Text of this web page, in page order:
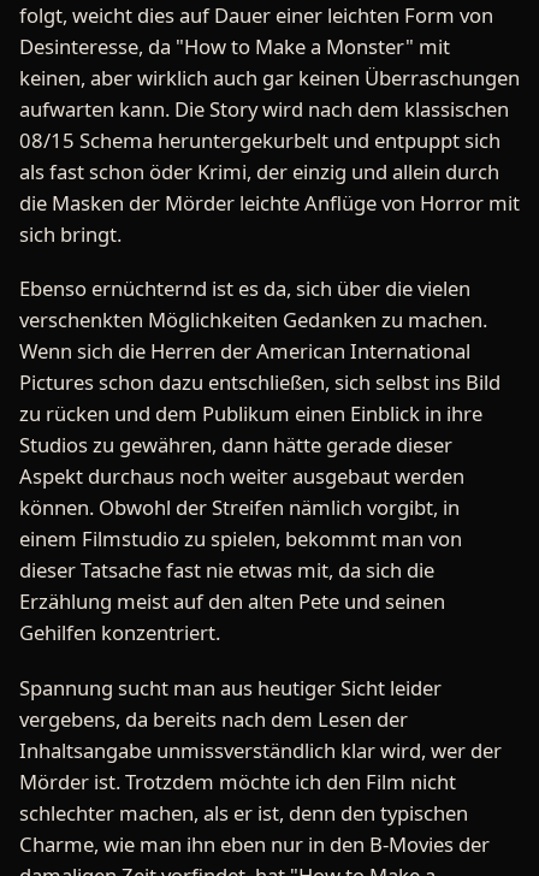
folgt, weicht dies auf Dauer einer leichten Form von
Desinteresse, da "How to Make a Monster" mit
keinen, aber wirklich auch gar keinen Überraschungen
aufwarten kann. Die Story wird nach dem klassischen
08/15 Schema heruntergekurbelt und entpuppt sich
als fast schon öder Krimi, der einzig und allein durch
die Masken der Mörder leichte Anflüge von Horror mit
sich bringt.
Ebenso ernüchternd ist es da, sich über die vielen
verschenkten Möglichkeiten Gedanken zu machen.
Wenn sich die Herren der American International
Pictures schon dazu entschließen, sich selbst ins Bild
zu rücken und dem Publikum einen Einblick in ihre
Studios zu gewähren, dann hätte gerade dieser
Aspekt durchaus noch weiter ausgebaut werden
können. Obwohl der Streifen nämlich vorgibt, in
einem Filmstudio zu spielen, bekommt man von
dieser Tatsache fast nie etwas mit, da sich die
Erzählung meist auf den alten Pete und seinen
Gehilfen konzentriert.
Spannung sucht man aus heutiger Sicht leider
vergebens, da bereits nach dem Lesen der
Inhaltsangabe unmissverständlich klar wird, wer der
Mörder ist. Trotzdem möchte ich den Film nicht
schlechter machen, als er ist, denn den typischen
Charme, wie man ihn eben nur in den B-Movies der